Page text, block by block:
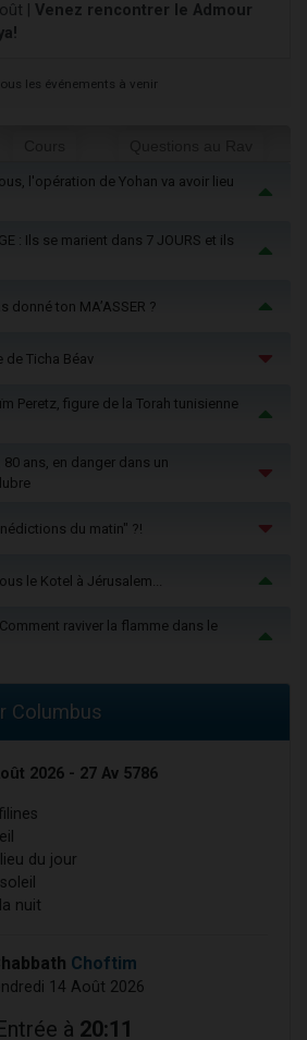
| Venez rencontrer le Admour
les événements à venir
l'opération de Yohan va avoir lieu
: Ils se marient dans 7 JOURS et ils
donné ton MA’ASSER ?
de Ticha Béav
Peretz, figure de la Torah tunisienne
80 ans, en danger dans un
du matin" ?!
le Kotel à Jérusalem...
raviver la flamme dans le
Columbus
2026 - 27 Av 5786
du jour
nuit
Choftim
14 Août 2026
à 20:11